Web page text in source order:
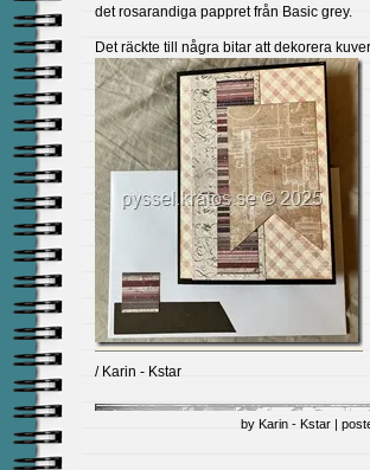
det rosarandiga pappret från Basic grey.
Det räckte till några bitar att dekorera
/ Karin - Kstar
by Karin - Kstar |